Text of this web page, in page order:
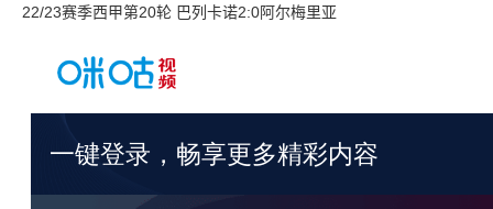
22/23赛季西甲第20轮 巴列卡诺2:0阿尔梅里亚